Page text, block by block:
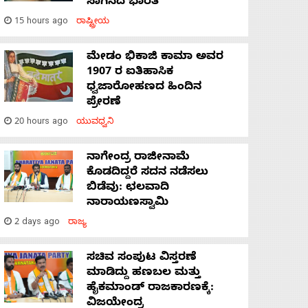
15 hours ago ರಾಷ್ಟ್ರೀಯ
ಮೇಡಂ ಭಿಕಾಜಿ ಕಾಮಾ ಅವರ
1907 ರ ಐತಿಹಾಸಿಕ
ಧ್ವಜಾರೋಹಣದ ಹಿಂದಿನ
ಪ್ರೇರಣೆ
20 hours ago ಯುವಧ್ವನಿ
ನಾಗೇಂದ್ರ ರಾಜೀನಾಮೆ
ಕೊಡದಿದ್ದರೆ ಸದನ ನಡೆಸಲು
ಬಿಡೆವು: ಛಲವಾದಿ
ನಾರಾಯಣಸ್ವಾಮಿ
2 days ago ರಾಜ್ಯ
ಸಚಿವ ಸಂಪುಟ ವಿಸ್ತರಣೆ
ಮಾಡಿದ್ದು ಹಣಬಲ ಮತ್ತು
ಹೈಕಮಾಂಡ್ ರಾಜಕಾರಣಕ್ಕೆ:
ವಿಜಯೇಂದ್ರ